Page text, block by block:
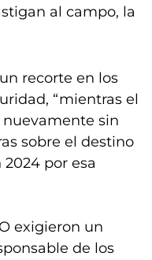
al campo, la
recorte en los
“mientras el
sin
sobre el destino
por esa
exigieron un
de los